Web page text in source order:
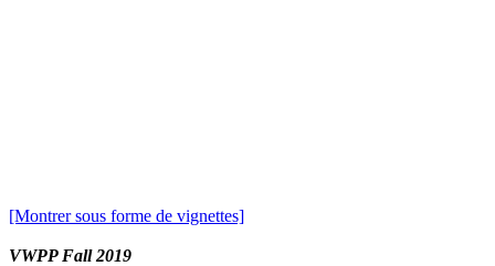
[Montrer sous forme de vignettes]
VWPP Fall 2019